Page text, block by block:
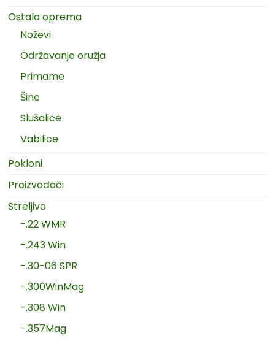
Ostala oprema
Noževi
Održavanje oružja
Primame
Šine
Slušalice
Vabilice
Pokloni
Proizvođači
Streljivo
-.22 WMR
-.243 Win
-.30-06 SPR
-.300WinMag
-.308 Win
-.357Mag